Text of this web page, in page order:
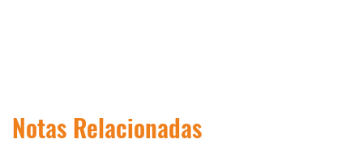
Notas Relacionadas